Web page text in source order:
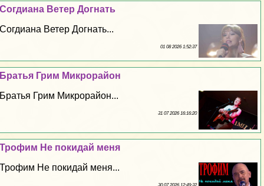
Согдиана Ветер Догнать
Согдиана Ветер Догнать...
01 08 2026 1:52:37
Братья Грим Микрорайон
Братья Грим Микрорайон...
31 07 2026 16:16:20
Трофим Не покидай меня
Трофим Не покидай меня...